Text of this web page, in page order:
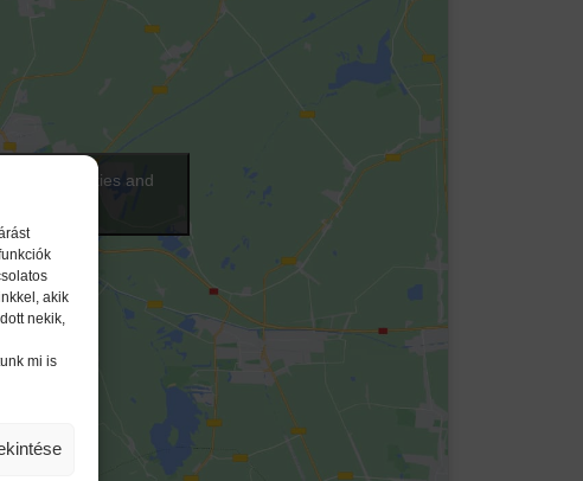
akik
nekik,
mi is
cookies and